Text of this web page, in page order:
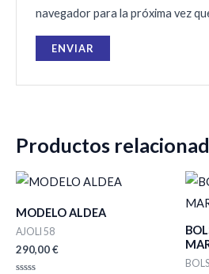
navegador para la próxima vez
Productos
MODELO ALDEA
AJOLI 58
290,00€